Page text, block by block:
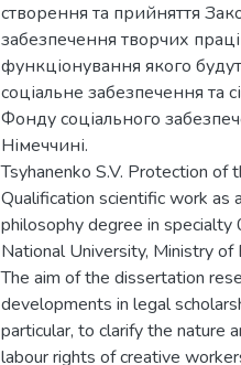
створення та прийняття
забезпечення творчих
функціонування якого
соціальне забезпечення та
Фонду соціального
Німеччині.
Tsyhanenko S.V. Protection of
Qualification scientific work as
philosophy degree in specialty
National University, Ministry of
The aim of the dissertation
developments in legal
particular, to clarify the nature
labour rights of creative